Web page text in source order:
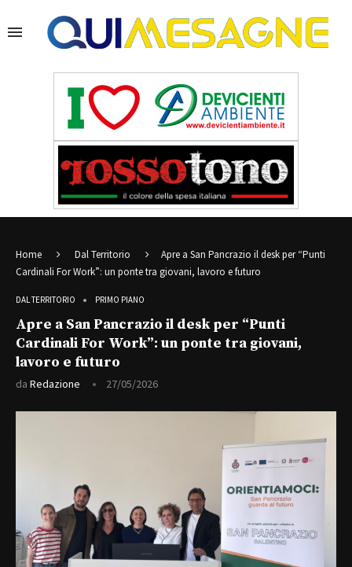
Home Dal Territorio
Apre a San Pancrazio il desk per “Punti
Cardinali For Work”: un ponte tra giovani, lavoro e futuro
DAL TERRITORIO PRIMO PIANO
Apre a San Pancrazio il desk per “Punti
Cardinali For Work”: un ponte tra giovani,
lavoro e futuro
da Redazione 27/05/2026